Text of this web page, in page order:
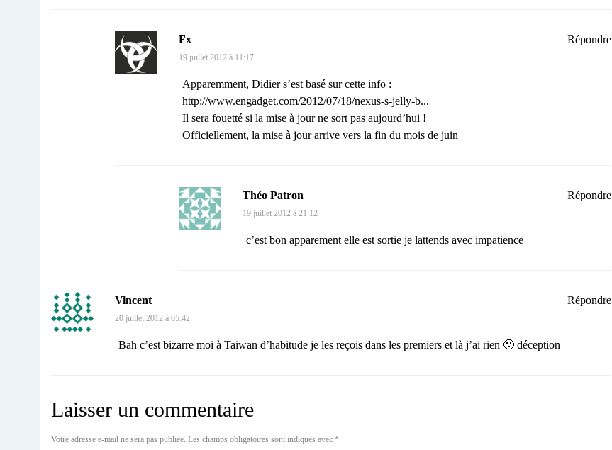
Fx
19 juillet 2012 à 11:17
Apparemment, Didier s’est basé sur cette info :
http://www.engadget.com/2012/07/18/nexus-s-jelly-b...
Il sera fouetté si la mise à jour ne sort pas aujourd’hui !
Officiellement, la mise à jour arrive vers la fin du mois de juin
Répondre
Théo Patron
19 juillet 2012 à 21:12
c’est bon apparement elle est sortie je lattends avec impatience
Répondre
Vincent
20 juillet 2012 à 05:42
Bah c’est bizarre moi à Taiwan d’habitude je les reçois dans les premiers et là j’ai rien 🙁 déception
Répondre
Laisser un commentaire
Votre adresse e-mail ne sera pas publiée. Les champs obligatoires sont indiqués avec *